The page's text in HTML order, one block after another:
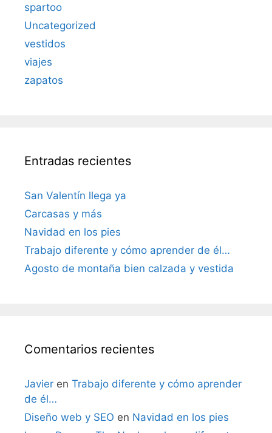
spartoo
Uncategorized
vestidos
viajes
zapatos
Entradas recientes
San Valentín llega ya
Carcasas y más
Navidad en los pies
Trabajo diferente y cómo aprender de él…
Agosto de montaña bien calzada y vestida
Comentarios recientes
Javier en Trabajo diferente y cómo aprender
de él…
Diseño web y SEO en Navidad en los pies